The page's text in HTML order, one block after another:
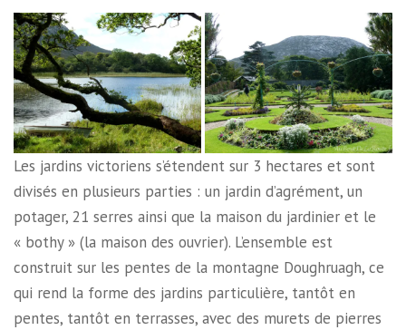
Les jardins victoriens s’étendent sur 3 hectares et sont
divisés en plusieurs parties : un jardin d’agrément, un
potager, 21 serres ainsi que la maison du jardinier et le
« bothy » (la maison des ouvrier). L’ensemble est
construit sur les pentes de la montagne Doughruagh, ce
qui rend la forme des jardins particulière, tantôt en
pentes, tantôt en terrasses, avec des murets de pierres